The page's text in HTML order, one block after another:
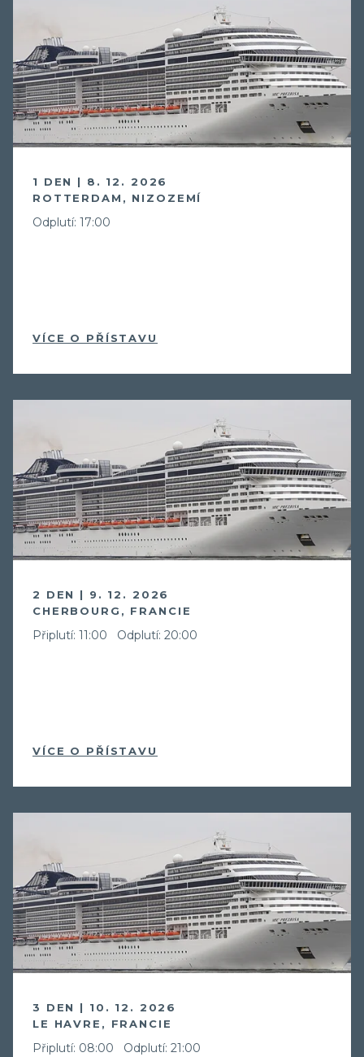
1 DEN | 8. 12. 2026
ROTTERDAM, NIZOZEMÍ
Odplutí: 17:00
VÍCE O PŘÍSTAVU
2 DEN | 9. 12. 2026
CHERBOURG, FRANCIE
Připlutí: 11:00 Odplutí: 20:00
VÍCE O PŘÍSTAVU
3 DEN | 10. 12. 2026
LE HAVRE, FRANCIE
Připlutí: 08:00 Odplutí: 21:00